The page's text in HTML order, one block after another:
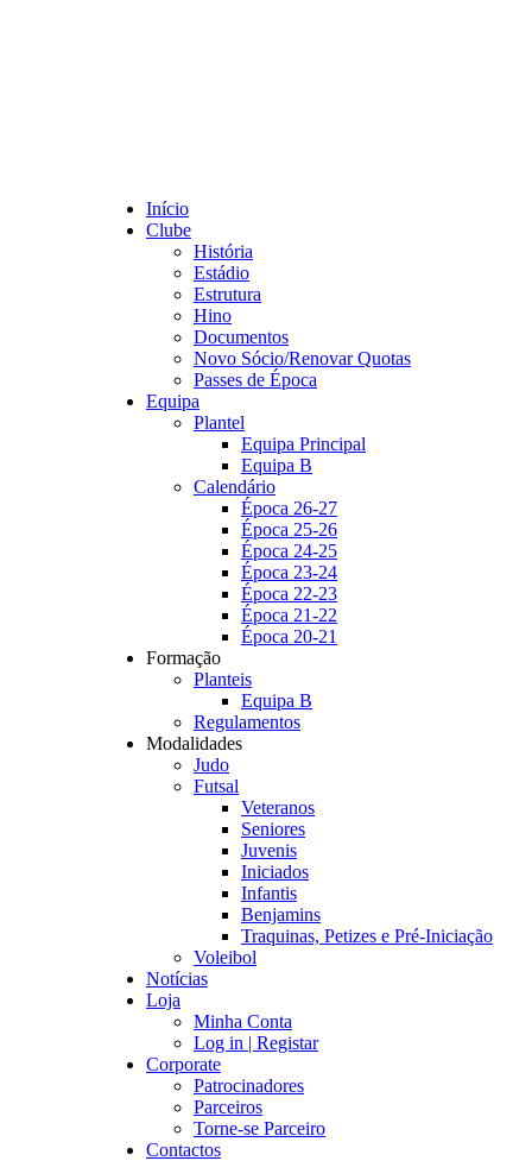
Início
Clube
História
Estádio
Estrutura
Hino
Documentos
Novo Sócio/Renovar Quotas
Passes de Época
Equipa
Plantel
Equipa Principal
Equipa B
Calendário
Época 26-27
Época 25-26
Época 24-25
Época 23-24
Época 22-23
Época 21-22
Época 20-21
Formação
Planteis
Equipa B
Regulamentos
Modalidades
Judo
Futsal
Veteranos
Seniores
Juvenis
Iniciados
Infantis
Benjamins
Traquinas, Petizes e Pré-Iniciação
Voleibol
Notícias
Loja
Minha Conta
Log in | Registar
Corporate
Patrocinadores
Parceiros
Torne-se Parceiro
Contactos